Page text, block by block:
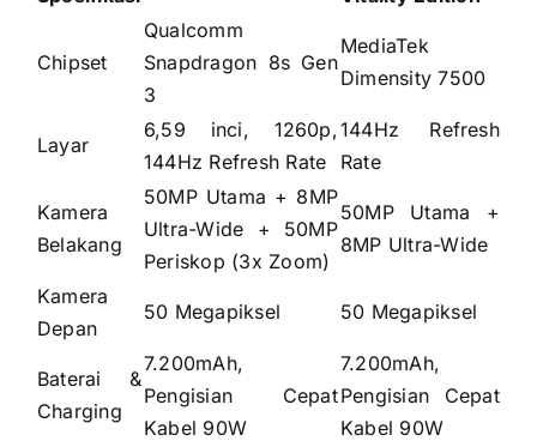
Chipset
Qualcomm
Snapdragon 8s Gen
3
MediaTek
Dimensity 7500
Layar
6,59 inci, 1260p,
144Hz Refresh Rate
144Hz Refresh
Rate
Kamera
Belakang
50MP Utama + 8MP
Ultra-Wide + 50MP
Periskop (3x Zoom)
50MP Utama +
8MP Ultra-Wide
Kamera
Depan
50 Megapiksel 50 Megapiksel
Baterai &
Charging
7.200mAh,
Pengisian Cepat
Kabel 90W
7.200mAh,
Pengisian Cepat
Kabel 90W